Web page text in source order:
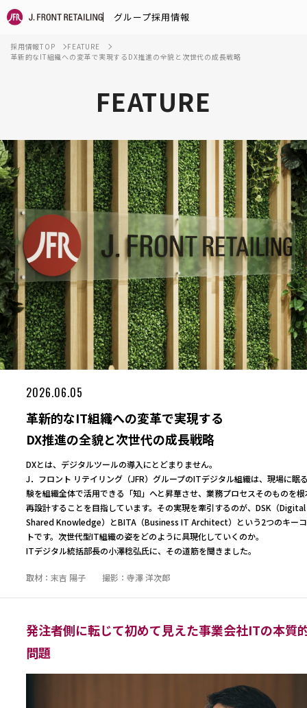
グループ採用情報
採用情報TOP
FEATURE
革新的なIT組織への変革で実現するDX推進の全貌と次世代の成長戦略
FEATURE
2026.06.05
革新的なIT組織への変革で実現する
DX推進の全貌と次世代の成長戦略
DXとは、デジタルツールの導入にとどまりません。
J．フロント リテイリング（JFR）グループのITデジタル組織は、現場に眠
験を組織全体で活用できる「知」へと昇華させ、業務プロセスそのものを
再設計することを目指しています。その実現を牽引するのが、DSK（Digital
Shared Knowledge）とBITA（Business IT Architect）という2つのキー
トです。次世代型IT組織の姿をどのように具現化していくのか。
ITデジタル統括部長の小澤稔弘氏に、その道筋を聞きました。
取材：末吉 陽子 撮影：寺澤 洋次郎
発注者側に転じて初めて見えた事業会社ITの本質
問題